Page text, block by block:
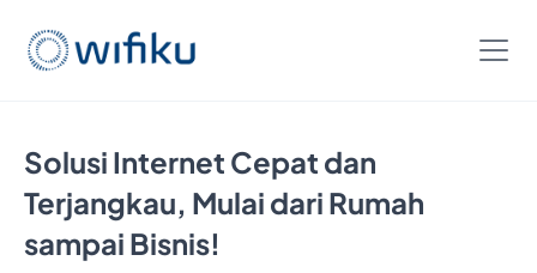
Solusi Internet Cepat dan
Terjangkau, Mulai dari Rumah
sampai Bisnis!